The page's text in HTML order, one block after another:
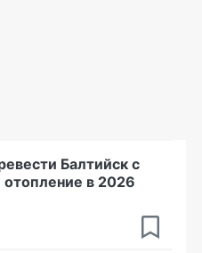
Балтийск с
отопление в 2026